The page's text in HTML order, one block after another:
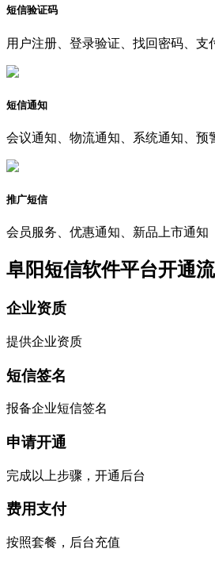
短信验证码
用户注册、登录验证、找回密码、支
短信通知
会议通知、物流通知、系统通知、预
推广短信
会员服务、优惠通知、新品上市通知
阜阳短信软件平台开通
企业资质
提供企业资质
短信签名
报备企业短信签名
申请开通
完成以上步骤，开通后台
费用支付
按照套餐，后台充值